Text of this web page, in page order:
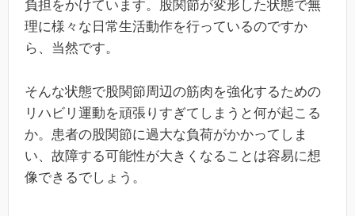
負担をかけています。股関節が変形した状態で無
理に様々な日常生活動作を行っているのですか
ら、当然です。
そんな状態で股関節周辺の筋肉を強化するための
リハビリ運動を頑張りすぎてしまうと何が起こる
か。患者の股関節に過大な負荷がかかってしま
い、故障する可能性が大きくなることは容易に想
像できるでしょう。